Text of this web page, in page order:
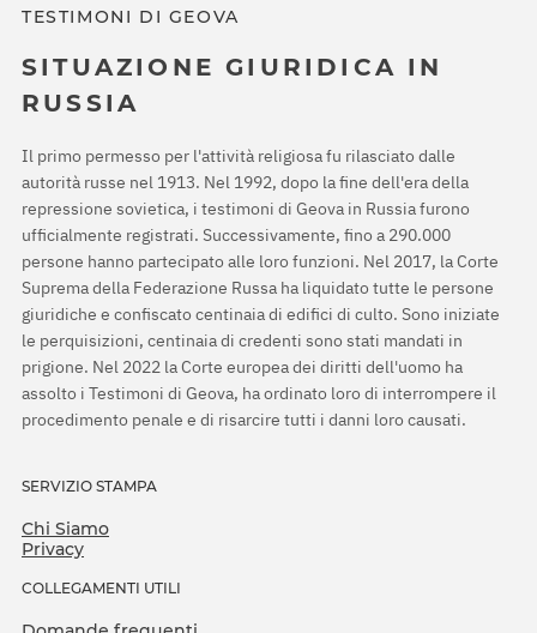
TESTIMONI DI GEOVA
SITUAZIONE GIURIDICA IN
RUSSIA
Il primo permesso per l'attività religiosa fu rilasciato dalle
autorità russe nel 1913. Nel 1992, dopo la fine dell'era della
repressione sovietica, i testimoni di Geova in Russia furono
ufficialmente registrati. Successivamente, fino a 290.000
persone hanno partecipato alle loro funzioni. Nel 2017, la Corte
Suprema della Federazione Russa ha liquidato tutte le persone
giuridiche e confiscato centinaia di edifici di culto. Sono iniziate
le perquisizioni, centinaia di credenti sono stati mandati in
prigione. Nel 2022 la Corte europea dei diritti dell'uomo ha
assolto i Testimoni di Geova, ha ordinato loro di interrompere il
procedimento penale e di risarcire tutti i danni loro causati.
SERVIZIO STAMPA
Chi Siamo
Privacy
COLLEGAMENTI UTILI